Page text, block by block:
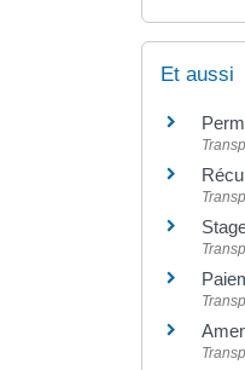
Et aussi